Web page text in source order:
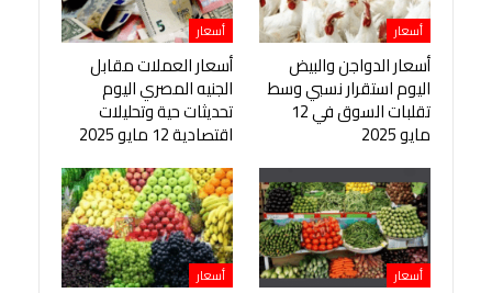
أسعار
أسعار الدواجن والبيض
اليوم استقرار نسبي وسط
تقلبات السوق في 12
مايو 2025
أسعار
أسعار العملات مقابل
الجنيه المصري اليوم
تحديثات حية وتحليلات
اقتصادية 12 مايو 2025
أسعار أسعار